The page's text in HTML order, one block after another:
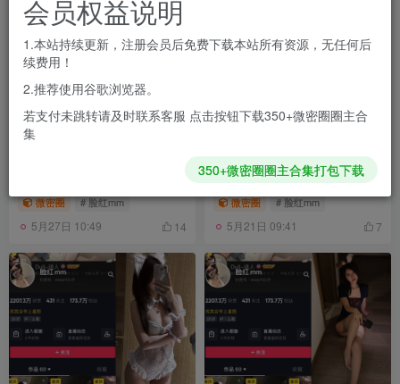
2024.1.08
微密圈 # 脸红mm
5月27日 10:49 14
抖音 脸红mm 微密圈 NO.007
期 【5P2V】最新至：
2023.11.23
微密圈 # 脸红mm
5月21日 09:41 7
会员权益说明
1.本站持续更新，注册会员后免费下载本站所有资源，无任何后
续费用！
2.推荐使用谷歌浏览器。
若支付未跳转请及时联系客服 点击按钮下载350+微密圈圈主合
集
350+微密圈圈主合集打包下载